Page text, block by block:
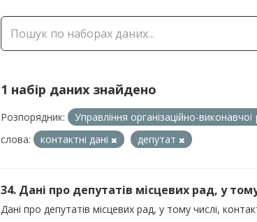
1 набір даних знайдено
Розпорядник: Управління організаційно-
слова:
контактні дані депутат
34. Дані про депутатів місцевих рад, у
Дані про депутатів місцевих рад, у тому числі,